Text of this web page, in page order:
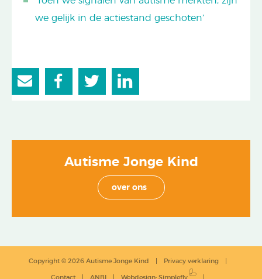
we gelijk in de actiestand geschoten’
Autisme Jonge Kind
over ons
Copyright © 2026 Autisme Jonge Kind Privacy verklaring
Contact ANBI Webdesign: Simplefly